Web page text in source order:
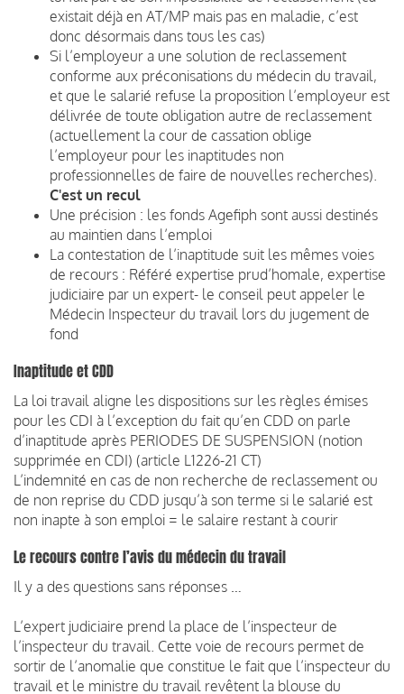
existait déjà en AT/MP mais pas en maladie, c’est
donc désormais dans tous les cas)
Si l’employeur a une solution de reclassement
conforme aux préconisations du médecin du travail,
et que le salarié refuse la proposition l’employeur est
délivrée de toute obligation autre de reclassement
(actuellement la cour de cassation oblige
l’employeur pour les inaptitudes non
professionnelles de faire de nouvelles recherches).
C'est un recul
Une précision : les fonds Agefiph sont aussi destinés
au maintien dans l’emploi
La contestation de l’inaptitude suit les mêmes voies
de recours : Référé expertise prud’homale, expertise
judiciaire par un expert- le conseil peut appeler le
Médecin Inspecteur du travail lors du jugement de
fond
Inaptitude et CDD
La loi travail aligne les dispositions sur les règles émises
pour les CDI à l’exception du fait qu’en CDD on parle
d’inaptitude après PERIODES DE SUSPENSION (notion
supprimée en CDI) (article L1226-21 CT)
L’indemnité en cas de non recherche de reclassement ou
de non reprise du CDD jusqu’à son terme si le salarié est
non inapte à son emploi = le salaire restant à courir
Le recours contre l’avis du médecin du travail
Il y a des questions sans réponses …
L’expert judiciaire prend la place de l’inspecteur de
l’inspecteur du travail. Cette voie de recours permet de
sortir de l’anomalie que constitue le fait que l’inspecteur du
travail et le ministre du travail revêtent la blouse du